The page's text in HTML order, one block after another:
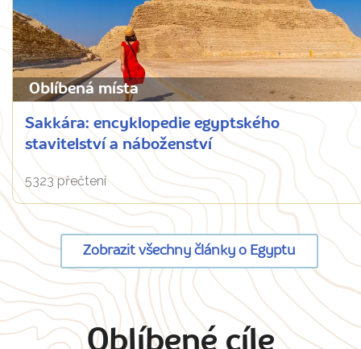
Oblíbená místa
Sakkára: encyklopedie egyptského
stavitelství a náboženství
5323 přečtení
Zobrazit všechny články o Egyptu
Oblíbené cíle